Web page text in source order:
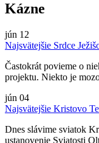
Kázne
jún 12
Najsvätejšie Srdce
Častokrát povieme o
projektu. Niekto je
jún 04
Najsvätejšie Kristovo
Dnes slávime sviatok
ustanovenie Sviatosti